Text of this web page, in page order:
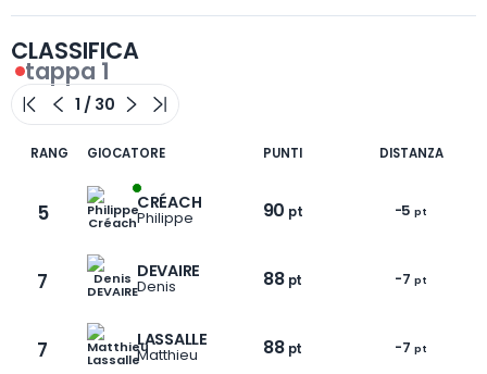
CLASSIFICA
tappa 1
RANG GIOCATORE PUNTI DISTANZA
5 CRÉACH
Philippe 90 pt -5 pt
7 DEVAIRE
Denis 88 pt -7 pt
7 LASSALLE
Matthieu 88 pt -7 pt